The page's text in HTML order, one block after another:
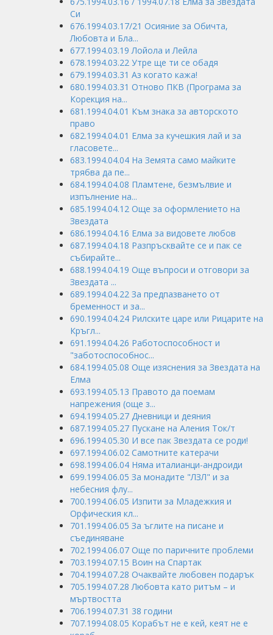
Си
676.1994.03.17/21 Осияние за Обичта,
Любовта и Бла...
677.1994.03.19 Лойола и Лейла
678.1994.03.22 Утре ще ти се обадя
679.1994.03.31 Аз когато кажа!
680.1994.03.31 Отново ПКВ (Програма за
Корекция на...
681.1994.04.01 Към знака за авторското
право
682.1994.04.01 Елма за кучешкия лай и за
гласовете...
683.1994.04.04 На Земята само майките
трябва да пе...
684.1994.04.08 Пламтене, безмълвие и
изпълнение на...
685.1994.04.12 Още за оформлението на
Звездата
686.1994.04.16 Елма за видовете любов
687.1994.04.18 Разпръсквайте се и пак се
събирайте...
688.1994.04.19 Още въпроси и отговори за
Звездата ...
689.1994.04.22 За предпазването от
бременност и за...
690.1994.04.24 Рилските царе или Рицарите на
Кръгл...
691.1994.04.26 Работоспособност и
"заботоспособнос...
684.1994.05.08 Още изяснения за Звездата на
Елма
693.1994.05.13 Правото да поемам
напрежения (още з...
694.1994.05.27 Дневници и деяния
687.1994.05.27 Пускане на Аления Ток/т
696.1994.05.30 И все пак Звездата се роди!
697.1994.06.02 Самотните катерачи
698.1994.06.04 Няма италианци-андроиди
699.1994.06.05 За монадите "ЛЗЛ" и за
небесния флу...
700.1994.06.05 Изпити за Младежкия и
Орфическия кл...
701.1994.06.05 За ъглите на писане и
съединяване
702.1994.06.07 Още по паричните проблеми
703.1994.07.15 Воин на Спартак
704.1994.07.28 Очаквайте любовен подарък
705.1994.07.28 Любовта като ритъм – и
мъртвостта
706.1994.07.31 38 години
707.1994.08.05 Корабът не е кей, кеят не е